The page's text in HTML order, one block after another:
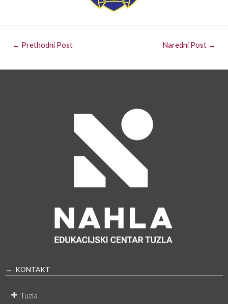
← Prethodni Post Naredni Post →
→ KONTAKT
Tuzla